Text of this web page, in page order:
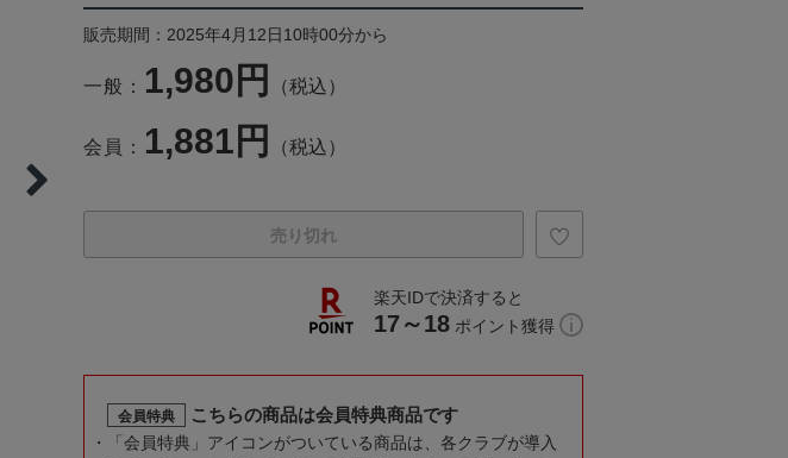
販売期間：2025年4月12日10時00分から
一般： 1,980円 （税込）
会員： 1,881円 （税込）
売り切れ
楽天IDで決済すると
17～18 ポイント獲得
会員特典 こちらの商品は会員特典商品です
「会員特典」アイコンがついている商品は、各クラブが導入